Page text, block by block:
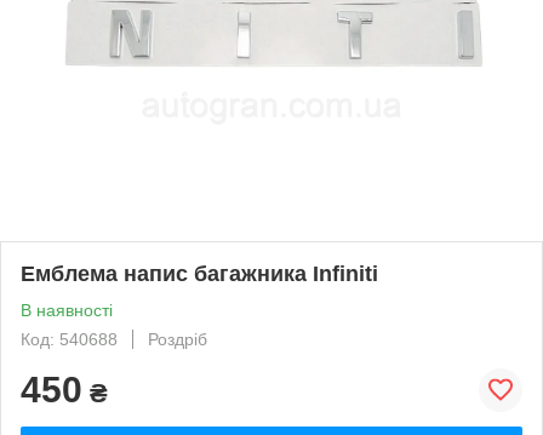
Емблема напис багажника Infiniti
В наявності
Код: 540688
Роздріб
450 ₴